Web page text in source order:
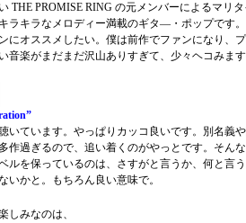
THE PROMISE RING の元メンバーによるマリ
ラキラなメロディー満載のギタ―・ポップです
にオススメしたい。僕は前作でファンになり、
音楽がまだまだ沢山ありすぎて、少々ヘコみま
いています。やっぱりカッコ良いです。別名義や
作過ぎるので、追い着くのがやっとです。そん
ルを保っているのは、さすがと言うか、何と言
いかと。もちろん良い意味で。
しみなのは、